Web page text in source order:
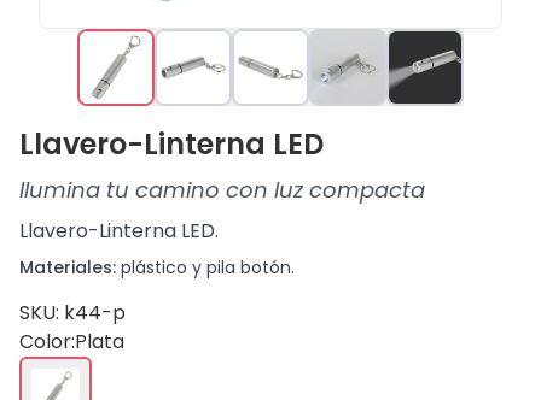
Llavero-Linterna LED
Ilumina tu camino con luz compacta
Llavero-Linterna LED.
Materiales: plástico y pila botón.
SKU: k44-p
Color:Plata